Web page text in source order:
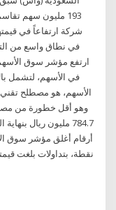
في نطاق واسع من
في الأسهم، لتشمل
وهو أقل خطورة من